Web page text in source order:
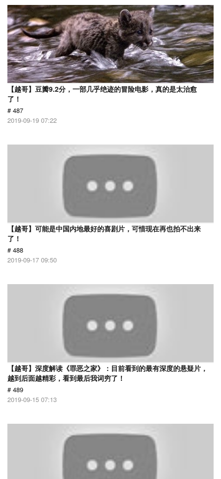
【越哥】豆瓣9.2分，一部几乎绝迹的冒险电影，真的是太治愈
了！
# 487
2019-09-19 07:22
【越哥】可能是中国内地最好的喜剧片，可惜现在再也拍不出来
了！
# 488
2019-09-17 09:50
【越哥】深度解读《罪恶之家》：目前看到的最有深度的悬疑片，
越到后面越精彩，看到最后我词穷了！
# 489
2019-09-15 07:13